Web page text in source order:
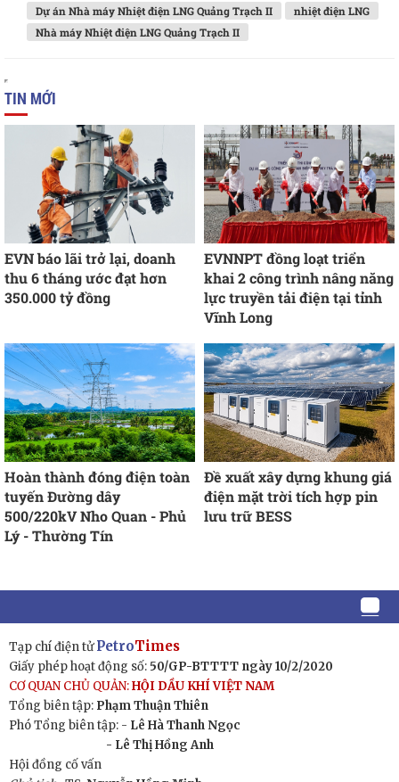
Dự án Nhà máy Nhiệt điện LNG Quảng Trạch II
nhiệt điện LNG
Nhà máy Nhiệt điện LNG Quảng Trạch II
TIN MỚI
EVN báo lãi trở lại, doanh
thu 6 tháng ước đạt hơn
350.000 tỷ đồng
EVNNPT đồng loạt triển
khai 2 công trình nâng năng
lực truyền tải điện tại tỉnh
Vĩnh Long
Hoàn thành đóng điện toàn
tuyến Đường dây
500/220kV Nho Quan - Phủ
Lý - Thường Tín
Đề xuất xây dựng khung giá
điện mặt trời tích hợp pin
lưu trữ BESS
Tạp chí điện tửPetroTimes
Giấy phép hoạt động số: 50/GP-BTTTT ngày 10/2/2020
CƠ QUAN CHỦ QUẢN:HỘI DẦU KHÍ VIỆT NAM
Tổng biên tập: Phạm Thuận Thiên
Phó Tổng biên tập: - Lê Hà Thanh Ngọc
- Lê Thị Hồng Anh
Hội đồng cố vấn